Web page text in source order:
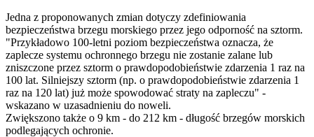
Jedna z proponowanych zmian dotyczy zdefiniowania
bezpieczeństwa brzegu morskiego przez jego odporność na sztorm.
"Przykładowo 100-letni poziom bezpieczeństwa oznacza, że
zaplecze systemu ochronnego brzegu nie zostanie zalane lub
zniszczone przez sztorm o prawdopodobieństwie zdarzenia 1 raz na
100 lat. Silniejszy sztorm (np. o prawdopodobieństwie zdarzenia 1
raz na 120 lat) już może spowodować straty na zapleczu" -
wskazano w uzasadnieniu do noweli.
Zwiększono także o 9 km - do 212 km - długość brzegów morskich
podlegających ochronie.